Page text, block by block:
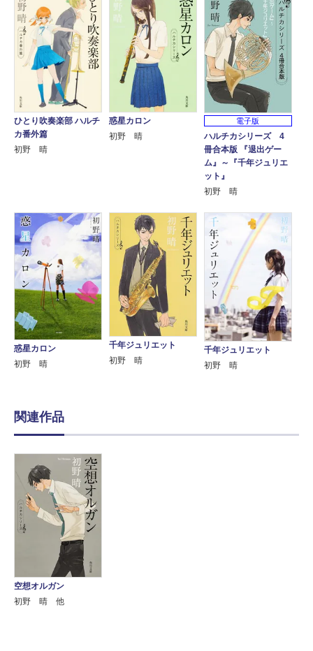
ひとり吹奏楽部 ハルチ
カ番外篇
初野 晴
惑星カロン
初野 晴
電子版
ハルチカシリーズ 4
冊合本版 『退出ゲー
ム』～『千年ジュリエ
ット』
初野 晴
惑星カロン
初野 晴
千年ジュリエット
初野 晴
千年ジュリエット
初野 晴
関連作品
空想オルガン
初野 晴 他